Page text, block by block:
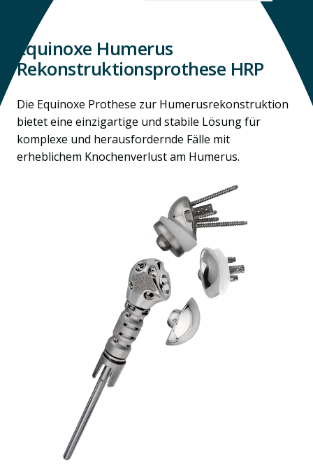
Equinoxe Humerus
Rekonstruktionsprothese HRP
Die Equinoxe Prothese zur Humerusrekonstruktion
bietet eine einzigartige und stabile Lösung für
komplexe und herausfordernde Fälle mit
erheblichem Knochenverlust am Humerus.